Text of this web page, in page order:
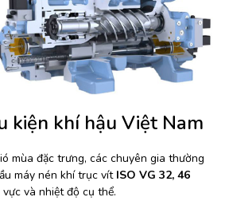
kiện khí hậu Việt Nam
mùa đặc trưng, các chuyên gia thường
máy nén khí trục vít ISO VG 32, 46
và nhiệt độ cụ thể.